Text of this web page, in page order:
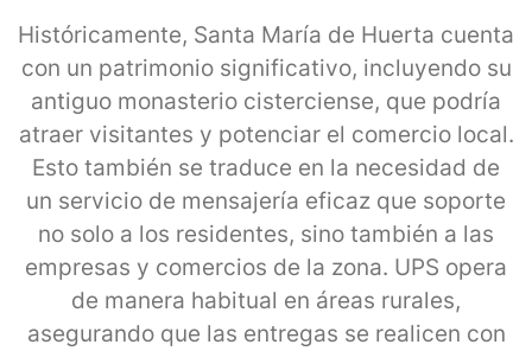
Históricamente, Santa María de Huerta cuenta
con un patrimonio significativo, incluyendo su
antiguo monasterio cisterciense, que podría
atraer visitantes y potenciar el comercio local.
Esto también se traduce en la necesidad de
un servicio de mensajería eficaz que soporte
no solo a los residentes, sino también a las
empresas y comercios de la zona. UPS opera
de manera habitual en áreas rurales,
asegurando que las entregas se realicen con